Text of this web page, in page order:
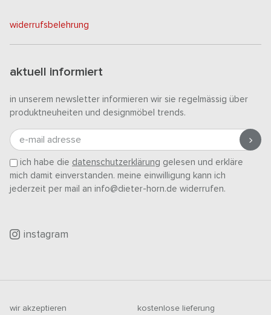
widerrufsbelehrung
aktuell informiert
in unserem newsletter informieren wir sie regelmässig über
produktneuheiten und designmöbel trends.
e-mail adresse
ich habe die datenschutzerklärung gelesen und erkläre
mich damit einverstanden. meine einwilligung kann ich
jederzeit per mail an info@dieter-horn.de widerrufen.
instagram
wir akzeptieren kostenlose lieferung